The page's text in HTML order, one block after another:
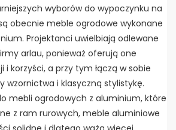
wyborów do wypoczynku na
obecnie meble ogrodowe wykonane
Projektanci uwielbiają odlewane
arlau, ponieważ oferują one
korzyści, a przy tym łączą w sobie
wzornictwa i klasyczną stylistykę.
mebli ogrodowych z aluminium, które
z ram rurowych, meble aluminiowe